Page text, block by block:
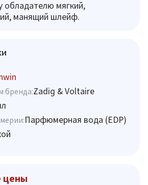
обладателю мягкий,
манящий шлейф.
бренда:Zadig & Voltaire
Парфюмерная вода (EDP)
цены